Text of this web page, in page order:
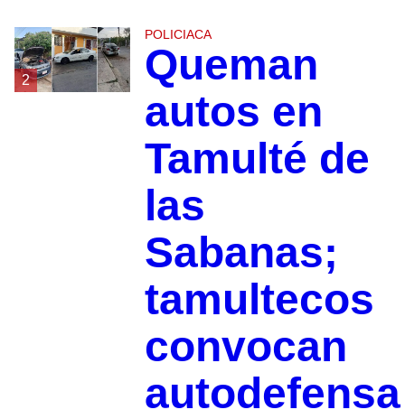
2
POLICIACA
Queman
autos en
Tamulté de
las
Sabanas;
tamultecos
convocan
autodefensa